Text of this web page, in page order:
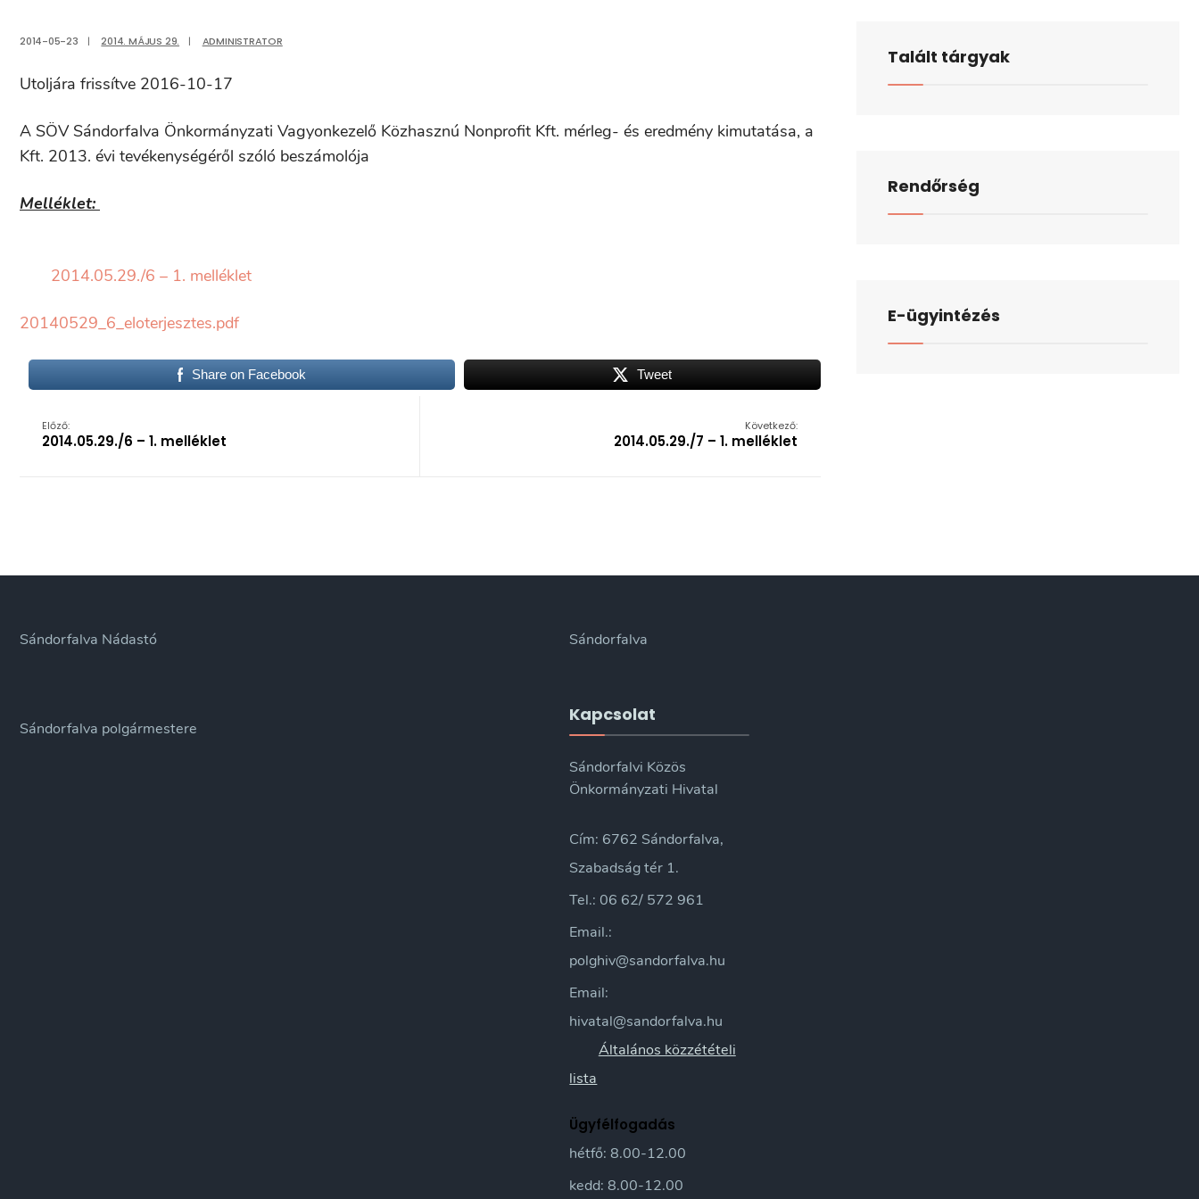
2014-05-23 | 2014. MÁJUS 29. | ADMINISTRATOR
Utoljára frissítve 2016-10-17
A SÖV Sándorfalva Önkormányzati Vagyonkezelő Közhasznú Nonprofit Kft. mérleg- és eredmény kimutatása, a
Kft. 2013. évi tevékenységéről szóló beszámolója
Melléklet:
2014.05.29./6 – 1. melléklet
20140529_6_eloterjesztes.pdf
Share on Facebook Tweet
Előző:
2014.05.29./6 – 1. melléklet
Következő:
2014.05.29./7 – 1. melléklet
Talált tárgyak
Rendőrség
E-ügyintézés
Sándorfalva Nádastó
Sándorfalva polgármestere
Sándorfalva
Kapcsolat
Sándorfalvi Közös
Önkormányzati Hivatal
Cím: 6762 Sándorfalva,
Szabadság tér 1.
Tel.: 06 62/ 572 961
Email.:
polghiv@sandorfalva.hu
Email:
hivatal@sandorfalva.hu
Általános közzétételi
lista
Ügyfélfogadás
hétfő: 8.00-12.00
kedd: 8.00-12.00